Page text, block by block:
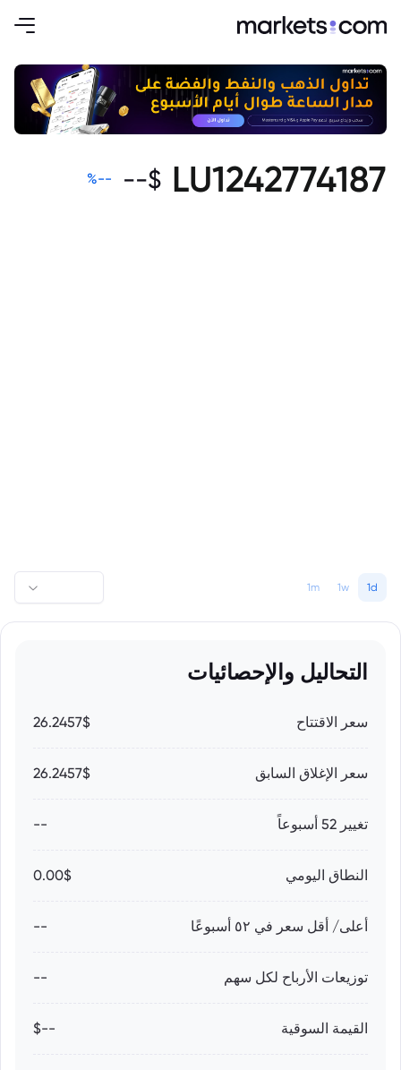
LU1242774187
$
--
--
%
1d
1w
1m
التحاليل والإحصائيات
سعر الاقتتاح 26.2457$
سعر الإغلاق السابق 26.2457$
تغيير 52 أسبوعاً --
النطاق اليومي 0.00$
أعلى/ أقل سعر في ٥٢ أسبوعًا --
توزيعات الأرباح لكل سهم --
القيمة السوقية --$